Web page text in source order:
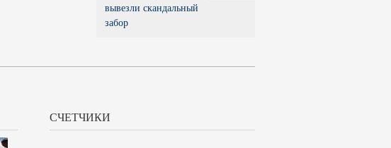
вывезли скандальный
забор
СЧЕТЧИКИ